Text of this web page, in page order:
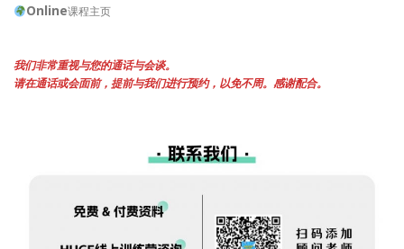
Online课程主页
我们非常重视与您的通话与会谈。
请在通话或会面前，提前与我们进行预约，以免不周。感谢配合。